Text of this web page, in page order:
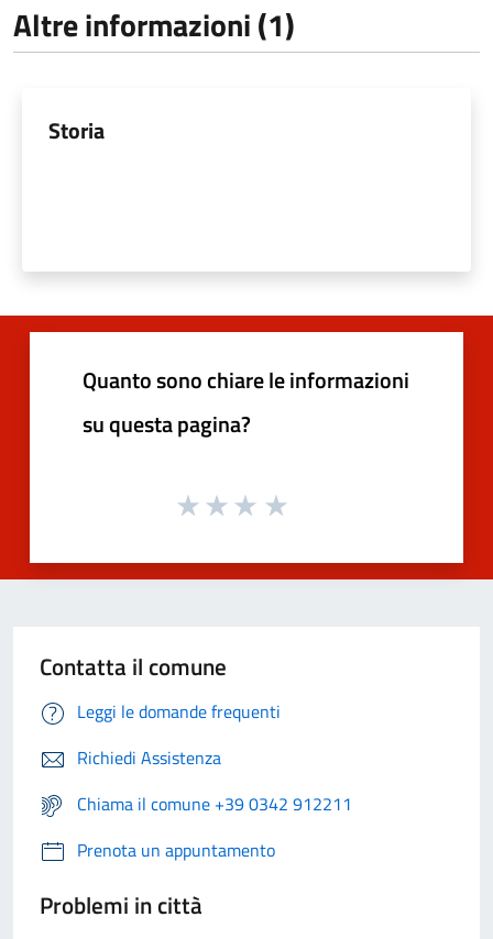
Altre informazioni (1)
Storia
Quanto sono chiare le informazioni
su questa pagina?
Contatta il comune
Leggi le domande frequenti
Richiedi Assistenza
Chiama il comune +39 0342 912211
Prenota un appuntamento
Problemi in città